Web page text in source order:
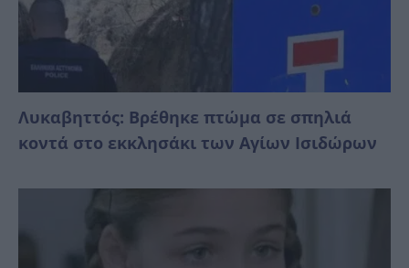
Λυκαβηττός: Βρέθηκε πτώμα σε σπηλιά
κοντά στο εκκλησάκι των Αγίων Ισιδώρων